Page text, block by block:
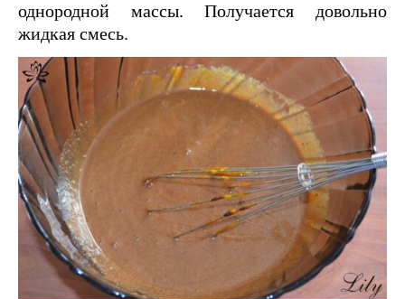
однородной массы. Получается довольно
жидкая смесь.